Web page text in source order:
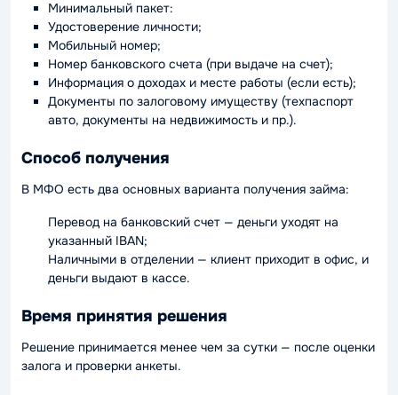
Минимальный пакет:
Удостоверение личности;
Мобильный номер;
Номер банковского счета (при выдаче на счет);
Информация о доходах и месте работы (если есть);
Документы по залоговому имуществу (техпаспорт
авто, документы на недвижимость и пр.).
Способ получения
В МФО есть два основных варианта получения займа:
Перевод на банковский счет — деньги уходят на
указанный IBAN;
Наличными в отделении — клиент приходит в офис, и
деньги выдают в кассе.
Время принятия решения
Решение принимается менее чем за сутки — после оценки
залога и проверки анкеты.